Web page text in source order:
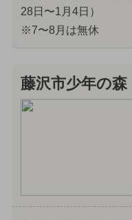
28日〜1月4日）
※7〜8月は無休
藤沢市少年の森